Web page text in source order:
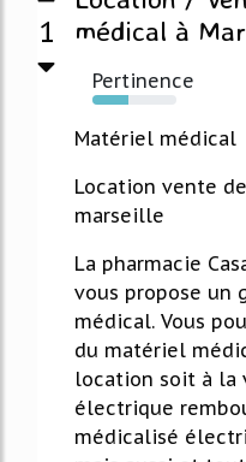
1
médical à
Pertinence
43%
Matériel médical
Location vente
marseille
La pharmacie
vous propose un
médical. Vous
du matériel
location soit à
électrique
médicalisé